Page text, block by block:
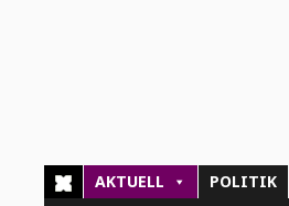
AKTUELL POLITIK